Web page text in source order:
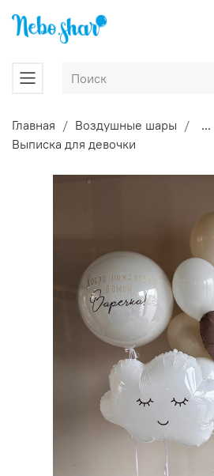
Главная Воздушные шары
...
Выписка для девочки